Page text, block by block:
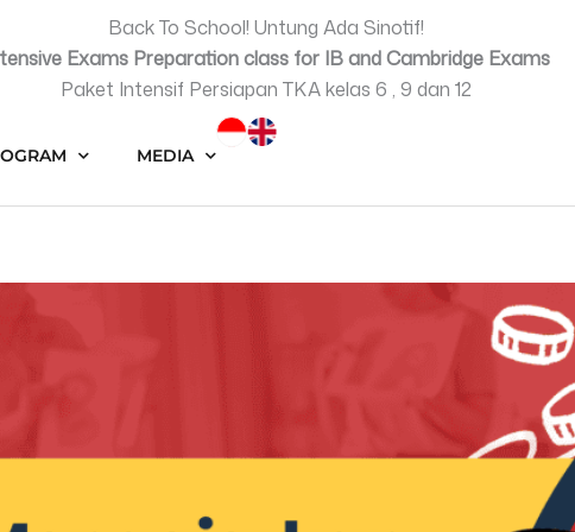
Back To School! Untung Ada Sinotif!
Exams Preparation class for IB and Cambridge Exams
Paket Intensif Persiapan TKA kelas 6 , 9 dan 12
MEDIA